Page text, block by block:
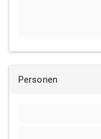
Personen